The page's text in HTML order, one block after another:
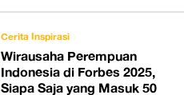
Cerita Inspirasi
Wirausaha Perempuan
Indonesia di Forbes 2025,
Siapa Saja yang Masuk 50